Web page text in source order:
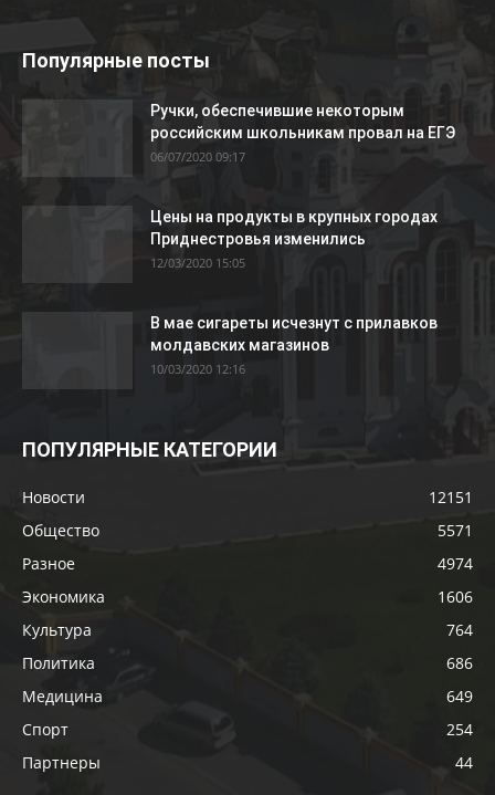
Популярные посты
Ручки, обеспечившие некоторым
российским школьникам провал на ЕГЭ
06/07/2020 09:17
Цены на продукты в крупных городах
Приднестровья изменились
12/03/2020 15:05
В мае сигареты исчезнут с прилавков
молдавских магазинов
10/03/2020 12:16
ПОПУЛЯРНЫЕ КАТЕГОРИИ
Новости
12151
Общество
5571
Разное
4974
Экономика
1606
Культура
764
Политика
686
Медицина
649
Спорт
254
Партнеры
44